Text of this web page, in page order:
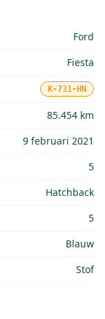
Ford
Fiesta
K-731-HN
85.454 km
9 februari 2021
5
Hatchback
5
Blauw
Stof